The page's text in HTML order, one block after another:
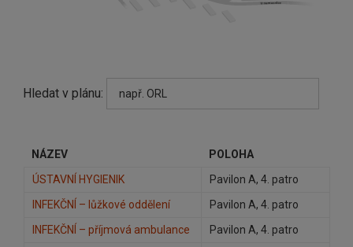
Hledat v plánu:
NÁZEV
POLOHA
ÚSTAVNÍ HYGIENIK
Pavilon A, 4. patro
INFEKČNÍ – lůžkové oddělení
Pavilon A, 4. patro
INFEKČNÍ – příjmová ambulance
Pavilon A, 4. patro